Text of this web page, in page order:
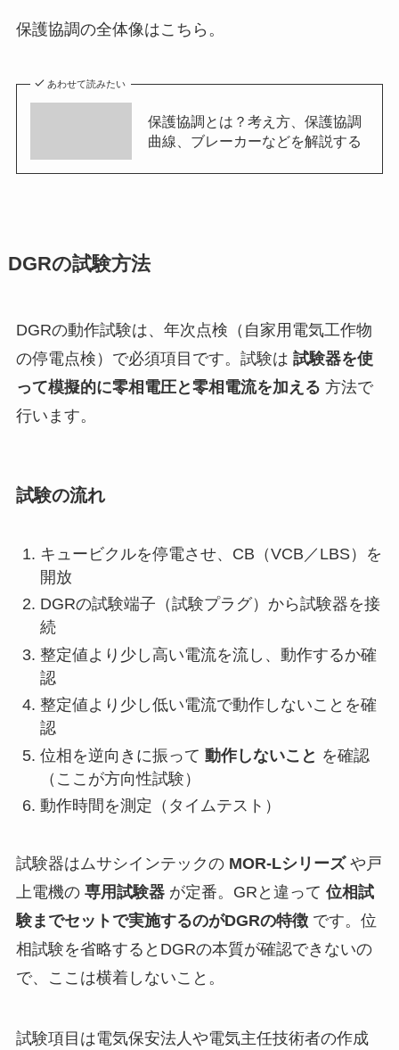
保護協調の全体像はこちら。
あわせて読みたい
保護協調とは？考え方、保護協調
曲線、ブレーカーなどを解説する
DGRの試験方法
DGRの動作試験は、年次点検（自家用電気工作物
の停電点検）で必須項目です。試験は 試験器を使
って模擬的に零相電圧と零相電流を加える 方法で
行います。
試験の流れ
キュービクルを停電させ、CB（VCB／LBS）を
開放
DGRの試験端子（試験プラグ）から試験器を接
続
整定値より少し高い電流を流し、動作するか確
認
整定値より少し低い電流で動作しないことを確
認
位相を逆向きに振って 動作しないこと を確認
（ここが方向性試験）
動作時間を測定（タイムテスト）
試験器はムサシインテックの MOR-Lシリーズや戸
上電機の 専用試験器が定番。GRと違って 位相試
験までセットで実施するのがDGRの特徴です。位
相試験を省略するとDGRの本質が確認できないの
で、ここは横着しないこと。
試験項目は電気保安法人や電気主任技術者の作成